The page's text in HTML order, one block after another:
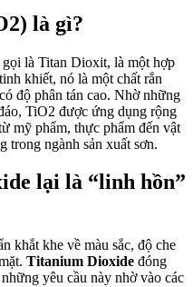
là gì?
gọi là Titan Dioxit, là một hợp
khiết, nó là một chất rắn
độ phân tán cao. Nhờ những
TiO2 được ứng dụng rộng
mỹ phẩm, thực phẩm đến vật
trong ngành sản xuất sơn.
lại là “linh hồn”
khắt khe về màu sắc, độ che
Titanium Dioxide đóng
yêu cầu này nhờ vào các